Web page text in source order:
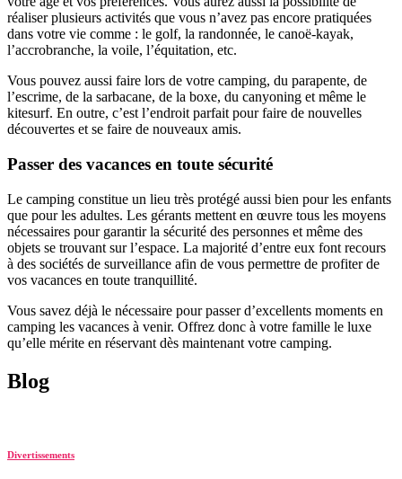
réaliser plusieurs activités que vous n’avez pas encore pratiquées
dans votre vie comme : le golf, la randonnée, le canoë-kayak,
l’accrobranche, la voile, l’équitation, etc.
Vous pouvez aussi faire lors de votre camping, du parapente, de
l’escrime, de la sarbacane, de la boxe, du canyoning et même le
kitesurf. En outre, c’est l’endroit parfait pour faire de nouvelles
découvertes et se faire de nouveaux amis.
Passer des vacances en toute sécurité
Le camping constitue un lieu très protégé aussi bien pour les enfants
que pour les adultes. Les gérants mettent en œuvre tous les moyens
nécessaires pour garantir la sécurité des personnes et même des
objets se trouvant sur l’espace. La majorité d’entre eux font recours
à des sociétés de surveillance afin de vous permettre de profiter de
vos vacances en toute tranquillité.
Vous savez déjà le nécessaire pour passer d’excellents moments en
camping les vacances à venir. Offrez donc à votre famille le luxe
qu’elle mérite en réservant dès maintenant votre camping.
Blog
Divertissements